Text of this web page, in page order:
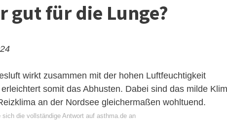
gut für die Lunge?
wirkt zusammen mit der hohen Luftfeuchtigkeit
somit das Abhusten. Dabei sind das milde
an der Nordsee gleichermaßen wohltuend.
sich die vollständige Antwort auf asthma.de an